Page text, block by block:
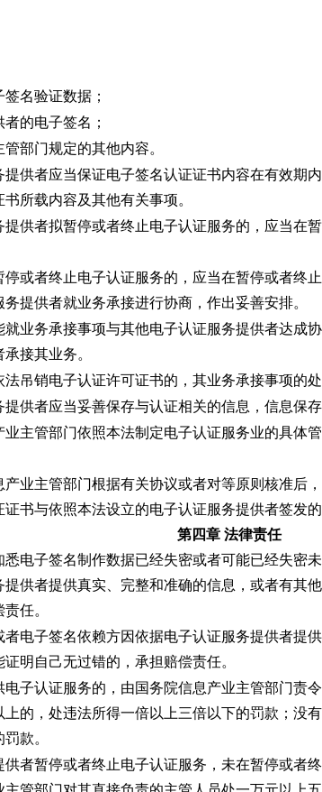
名验证数据；
的电子签名；
部门规定的其他内容。
提供者应当保证电子签名认证证书内容在有效期
所载内容及其他有关事项。
提供者拟暂停或者终止电子认证服务的，应当在
或者终止电子认证服务的，应当在暂停或者终
提供者就业务承接进行协商，作出妥善安排。
业务承接事项与其他电子认证服务提供者达成
接其业务。
吊销电子认证许可证书的，其业务承接事项的
提供者应当妥善保存与认证相关的信息，信息保
业主管部门依照本法制定电子认证服务业的具体
产业主管部门根据有关协议或者对等原则核准后
书与依照本法设立的电子认证服务提供者签发
第四章 法律责任
悉电子签名制作数据已经失密或者可能已经失密
供者提供真实、完整和准确的信息，或者有其
任。
者电子签名依赖方因依据电子认证服务提供者提
明自己无过错的，承担赔偿责任。
电子认证服务的，由国务院信息产业主管部门责
的，处违法所得一倍以上三倍以下的罚款；没
款。
供者暂停或者终止电子认证服务，未在暂停或者